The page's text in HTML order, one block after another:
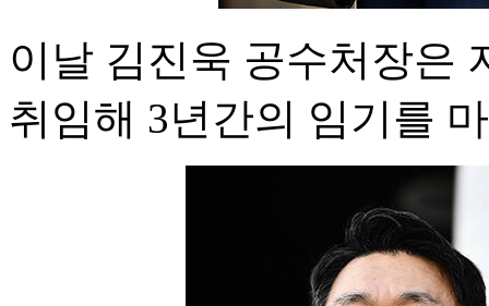
이날 김진욱 공수처장은
취임해 3년간의 임기를